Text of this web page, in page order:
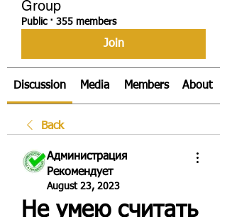
Group
Public · 355 members
Join
Discussion Media Members About
Back
Администрация
Рекомендует
August 23, 2023
Не умею считать